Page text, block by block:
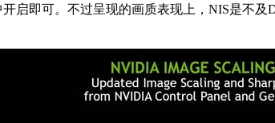
开启即可。不过呈现的画质表现上，NIS是不